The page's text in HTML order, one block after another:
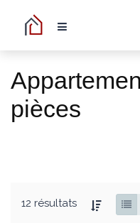
pièces
12 résultats